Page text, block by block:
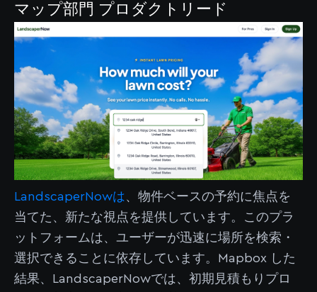
マップ部門 プロダクトリード
LandscaperNowは、物件ベースの予約に焦点を
当てた、新たな視点を提供しています。このプラ
ットフォームは、ユーザーが迅速に場所を検索・
選択できることに依存しています。Mapbox した
結果、LandscaperNowでは、初期見積もりプロ